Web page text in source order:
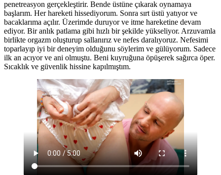
penetreasyon gerçekleştirir. Bende üstüne çıkarak oynamaya
başlarım. Her hareketi hissediyorum. Sonra sırt üstü yatıyor ve
bacaklarıma açılır. Üzerimde duruyor ve itme hareketine devam
ediyor. Bir anlık patlama gibi hızlı bir şekilde yükseliyor. Arzuvamla
birlikte orgazm oluşturup sallanırız ve nefes daralıyoruz. Nefesimi
toparlayıp iyi bir deneyim olduğunu söylerim ve gülüyorum. Sadece
ilk an acıyor ve ani olmuştu. Beni kuyruğuna öpüşerek sağırca öper.
Sıcaklık ve güvenlik hissine kapılmıştım.